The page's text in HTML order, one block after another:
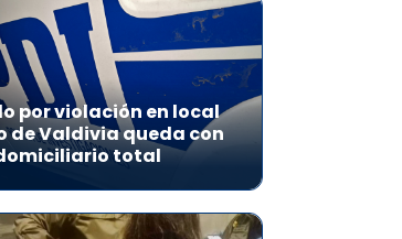
por violación en local
de Valdivia queda con
total